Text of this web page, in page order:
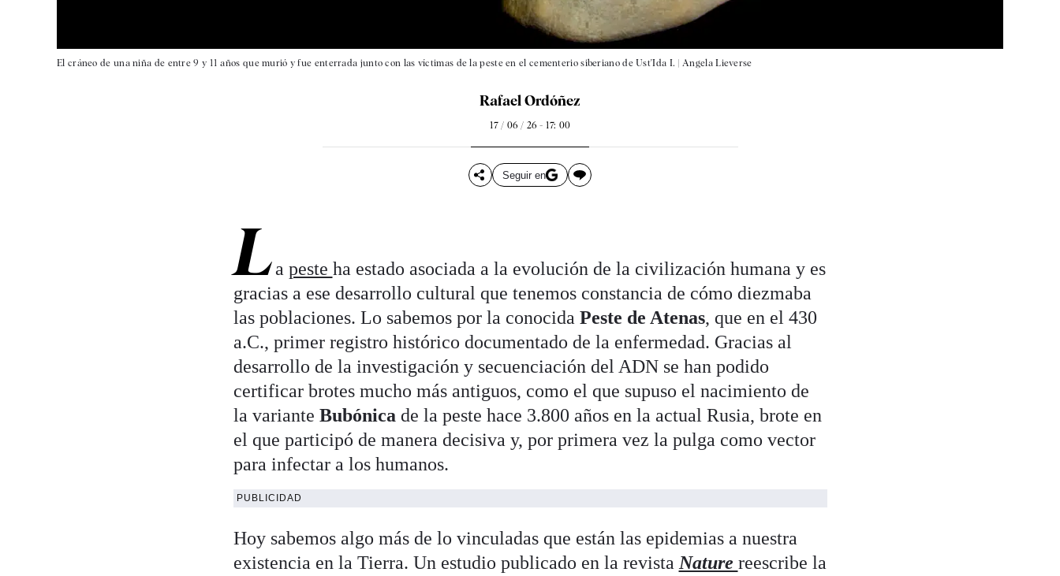
El cráneo de una niña de entre 9 y 11 años que murió y fue enterrada junto con las víctimas de la peste en el cementerio siberiano de Ust'Ida I. |Angela Lieverse
Rafael Ordóñez
17 / 06 / 26 - 17: 00
Seguir en
La peste ha estado asociada a la evolución de la civilización humana y es
gracias a ese desarrollo cultural que tenemos constancia de cómo diezmaba
las poblaciones. Lo sabemos por la conocida Peste de Atenas, que en el 430
a.C., primer registro histórico documentado de la enfermedad. Gracias al
desarrollo de la investigación y secuenciación del ADN se han podido
certificar brotes mucho más antiguos, como el que supuso el nacimiento de
la variante Bubónica de la peste hace 3.800 años en la actual Rusia, brote en
el que participó de manera decisiva y, por primera vez la pulga como vector
para infectar a los humanos.
PUBLICIDAD
Hoy sabemos algo más de lo vinculadas que están las epidemias a nuestra
existencia en la Tierra. Un estudio publicado en la revistaNature reescribe la